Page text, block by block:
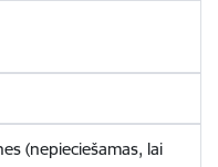
(nepieciešamas, lai